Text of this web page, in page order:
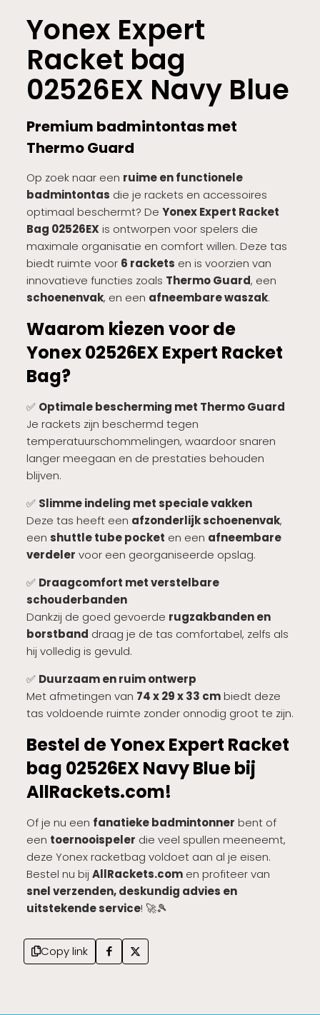
Yonex Expert
Racket bag
02526EX Navy Blue
Premium badmintontas met
Thermo Guard
Op zoek naar een ruime en functionele
badmintontas die je rackets en accessoires
optimaal beschermt? De Yonex Expert Racket
Bag 02526EX is ontworpen voor spelers die
maximale organisatie en comfort willen. Deze tas
biedt ruimte voor 6 rackets en is voorzien van
innovatieve functies zoals Thermo Guard, een
schoenenvak, en een afneembare waszak.
Waarom kiezen voor de
Yonex 02526EX Expert Racket
Bag?
✅ Optimale bescherming met Thermo Guard
Je rackets zijn beschermd tegen
temperatuurschommelingen, waardoor snaren
langer meegaan en de prestaties behouden
blijven.
✅ Slimme indeling met speciale vakken
Deze tas heeft een afzonderlijk schoenenvak,
een shuttle tube pocket en een afneembare
verdeler voor een georganiseerde opslag.
✅ Draagcomfort met verstelbare
schouderbanden
Dankzij de goed gevoerde rugzakbanden en
borstband draag je de tas comfortabel, zelfs als
hij volledig is gevuld.
✅ Duurzaam en ruim ontwerp
Met afmetingen van 74 x 29 x 33 cmbiedt deze
tas voldoende ruimte zonder onnodig groot te zijn.
Bestel de Yonex Expert Racket
bag 02526EX Navy Blue bij
AllRackets.com!
Of je nu een fanatieke badmintonner bent of
een toernooispeler die veel spullen meeneemt,
deze Yonex racketbag voldoet aan al je eisen.
Bestel nu bij AllRackets.comen profiteer van
snel verzenden, deskundig advies en
uitstekende service! 🚀🎾
Copy link